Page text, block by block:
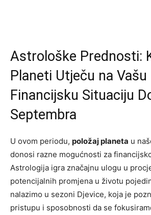
Astrološke Prednosti:
Planeti Utječu na Vašu
Financijsku Situaciju
Septembra
U ovom periodu, položaj planeta u
donosi razne mogućnosti za
Astrologija igra značajnu ulogu u
potencijalnih promjena u životu
nalazimo u sezoni Djevice, koja je
pristupu i sposobnosti da se